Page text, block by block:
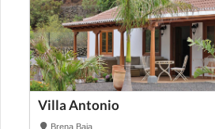
Villa Antonio
Brena Baja